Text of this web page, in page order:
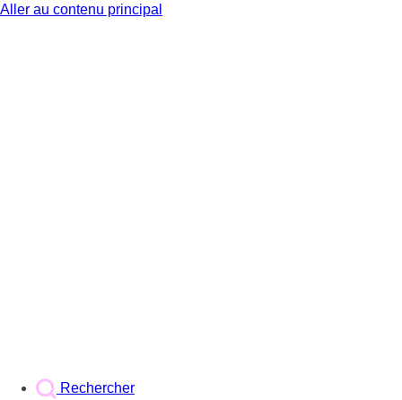
Aller au contenu principal
Rechercher